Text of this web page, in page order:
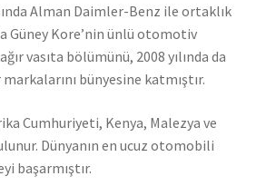
Alman Daimler-Benz ile ortaklık
Güney Kore’nin ünlü otomotiv
vasıta bölümünü, 2008 yılında da
bünyesine katmıştır.
Cumhuriyeti, Kenya, Malezya ve
Dünyanın en ucuz otomobili
başarmıştır.